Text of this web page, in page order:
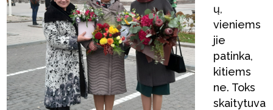
ų,
vieniems
jie
patinka,
kitiems
ne. Toks
skaitytuva